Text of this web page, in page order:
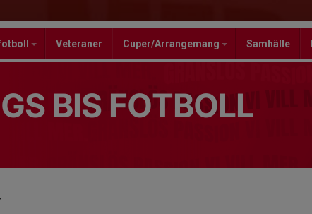
Veteraner Cuper/Arrangemang Samhälle
BIS FOTBOLL